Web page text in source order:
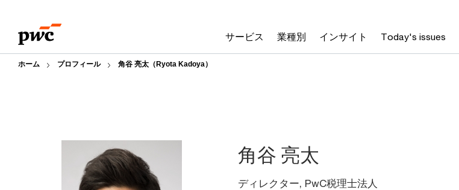
content
footer
サービス 業種別 インサイト Today's issues
ホーム プロフィール 角谷 亮太（Ryota Kadoya）
角谷 亮太
ディレクター, PwC税理士法人